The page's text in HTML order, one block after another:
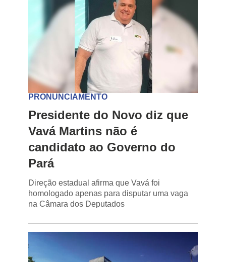
PRONUNCIAMENTO
Presidente do Novo diz que
Vavá Martins não é
candidato ao Governo do
Pará
Direção estadual afirma que Vavá foi
homologado apenas para disputar uma vaga
na Câmara dos Deputados